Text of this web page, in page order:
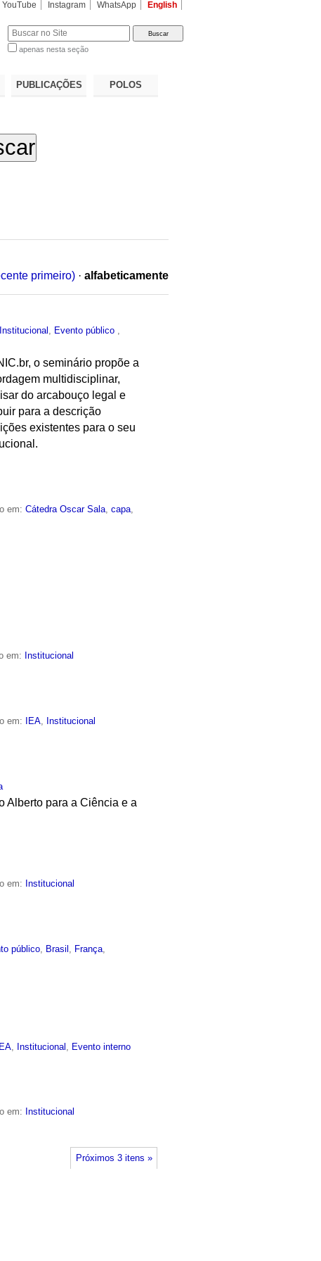
YouTube Instagram WhatsApp English
apenas nesta seção
PUBLICAÇÕES POLOS
primeiro) · alfabeticamente
Institucional Evento público
o seminário propõe a
multidisciplinar,
do arcabouço legal e
para a descrição
existentes para o seu
em:Cátedra Oscar Sala ,capa
em: Institucional
em: IEA Institucional
Alberto para a Ciência e a
em: Institucional
público Brasil França
Institucional Evento interno
em: Institucional
Próximos 3 itens »